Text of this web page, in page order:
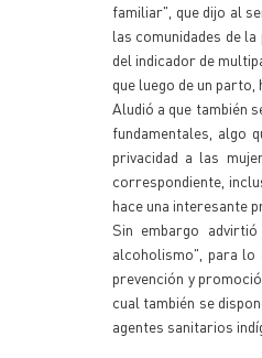
familiar", que dijo al
las comunidades de
del indicador de
que luego de un parto,
Aludió a que también
fundamentales, algo
privacidad a las
correspondiente,
hace una interesante
Sin embargo
alcoholismo", para lo
prevención y
cual también se
agentes sanitarios